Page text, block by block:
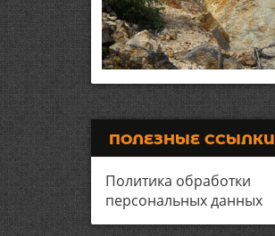
ПОЛЕЗНЫЕ ССЫЛКИ
Политика обработки
персональных данных